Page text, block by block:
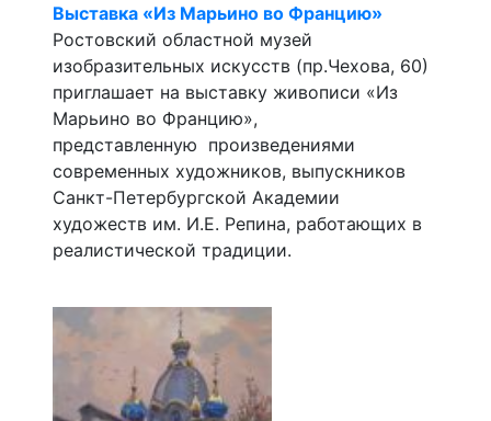
Выставка «Из Марьино во Францию»
Ростовский областной музей
изобразительных искусств (пр.Чехова, 60)
приглашает на выставку живописи «Из
Марьино во Францию»,
представленную произведениями
современных художников, выпускников
Санкт-Петербургской Академии
художеств им. И.Е. Репина, работающих в
реалистической традиции.